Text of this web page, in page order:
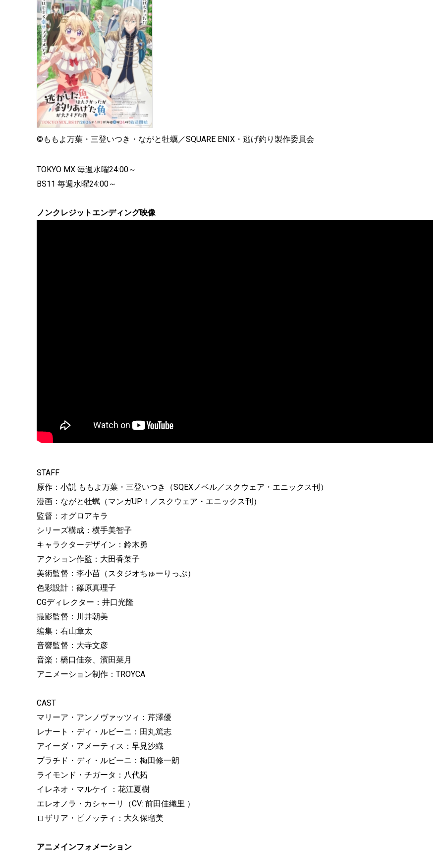
©ももよ万葉・三登いつき・ながと牡蠣／SQUARE ENIX・逃げ釣り製作委員会
TOKYO MX 毎週水曜24:00～
BS11 毎週水曜24:00～
ノンクレジットエンディング映像
STAFF
原作：小説 ももよ万葉・三登いつき（SQEXノベル／スクウェア・エニックス刊）
漫画：ながと牡蠣（マンガUP！／スクウェア・エニックス刊）
監督：オグロアキラ
シリーズ構成：横手美智子
キャラクターデザイン：鈴木勇
アクション作監：大田香菜子
美術監督：李小苗（スタジオちゅーりっぷ）
色彩設計：篠原真理子
CGディレクター：井口光隆
撮影監督：川井朝美
編集：右山章太
音響監督：大寺文彦
音楽：橋口佳奈、濱田菜月
アニメーション制作：TROYCA
CAST
マリーア・アンノヴァッツィ：芹澤優
レナート・ディ・ルビーニ：田丸篤志
アイーダ・アメーティス：早見沙織
プラチド・ディ・ルビーニ：梅田修一朗
ライモンド・チガータ：八代拓
イレネオ・マルケイ ：花江夏樹
エレオノラ・カシャーリ（CV: 前田佳織里 ）
ロザリア・ピノッティ：大久保瑠美
アニメインフォメーション